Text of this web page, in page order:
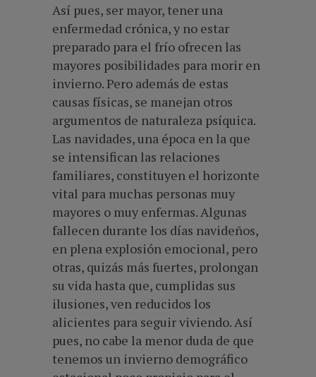
Así pues, ser mayor, tener una
enfermedad crónica, y no estar
preparado para el frío ofrecen las
mayores posibilidades para morir en
invierno. Pero además de estas
causas físicas, se manejan otros
argumentos de naturaleza psíquica.
Las navidades, una época en la que
se intensifican las relaciones
familiares, constituyen el horizonte
vital para muchas personas muy
mayores o muy enfermas. Algunas
fallecen durante los días navideños,
en plena explosión emocional, pero
otras, quizás más fuertes, prolongan
su vida hasta que, cumplidas sus
ilusiones, ven reducidos los
alicientes para seguir viviendo. Así
pues, no cabe la menor duda de que
tenemos un invierno demográfico